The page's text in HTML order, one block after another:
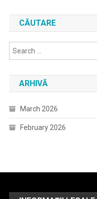
CĂUTARE
ARHIVĂ
March 2026
February 2026